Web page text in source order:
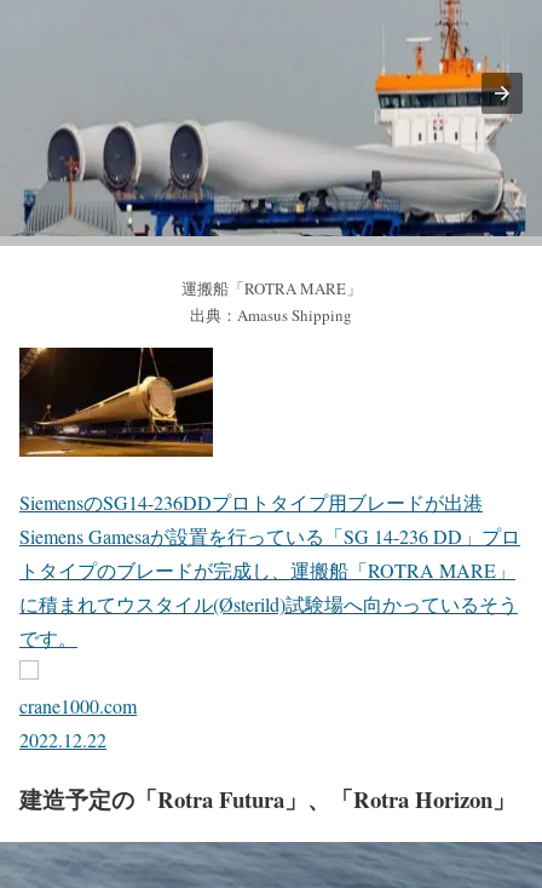
運搬船「ROTRA MARE」
出典：Amasus Shipping
SiemensのSG14-236DDプロトタイプ用ブレードが出港
Siemens Gamesaが設置を行っている「SG 14-236 DD」プロ
トタイプのブレードが完成し、運搬船「ROTRA MARE」
に積まれてウスタイル(Østerild)試験場へ向かっているそう
です。
crane1000.com
2022.12.22
建造予定の「Rotra Futura」、「Rotra Horizon」